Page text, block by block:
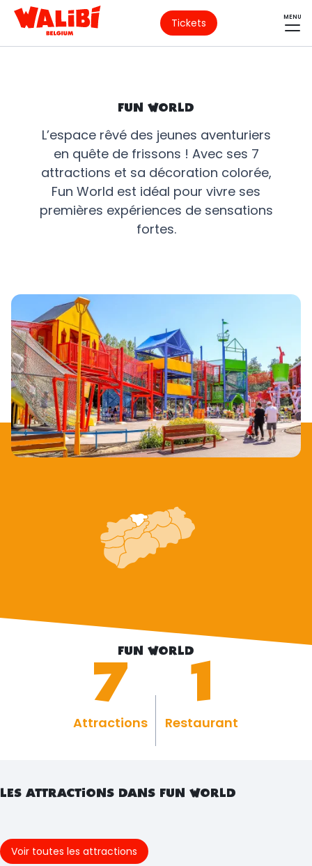
Tickets MENU
FUN WORLD
L’espace rêvé des jeunes aventuriers
en quête de frissons ! Avec ses 7
attractions et sa décoration colorée,
Fun World est idéal pour vivre ses
premières expériences de sensations
fortes.
FUN WORLD
7
Attractions
1
Restaurant
LES ATTRACTIONS DANS FUN WORLD
Voir toutes les attractions